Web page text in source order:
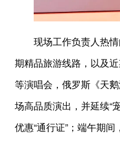
现场工作负责人热
期精品旅游线路，以及
等演唱会，俄罗斯《天
场高品质演出，并延续“
优惠“通行证”；端午期